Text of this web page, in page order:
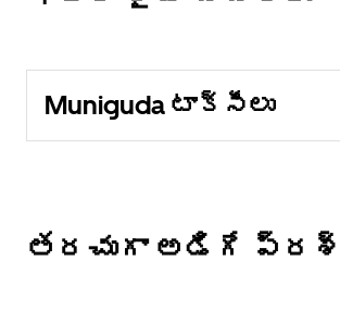
Muniguda టాక్సీలు
తరచుగా అడిగే